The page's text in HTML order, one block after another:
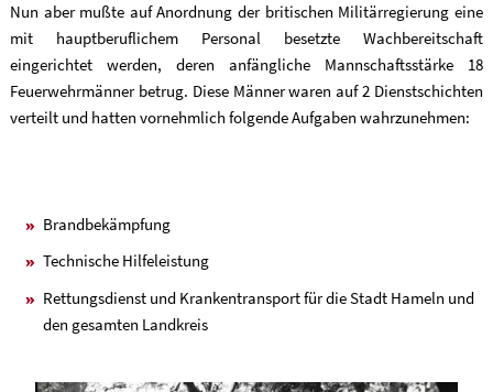
Nun aber mußte auf Anordnung der britischen Militärregierung eine
mit hauptberuflichem Personal besetzte Wachbereitschaft
eingerichtet werden, deren anfängliche Mannschaftsstärke 18
Feuerwehrmänner betrug. Diese Männer waren auf 2 Dienstschichten
verteilt und hatten vornehmlich folgende Aufgaben wahrzunehmen:
Brandbekämpfung
Technische Hilfeleistung
Rettungsdienst und Krankentransport für die Stadt Hameln und
den gesamten Landkreis